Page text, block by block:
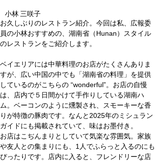
小林 三咲子
お久しぶりのレストラン紹介。今回は私、広報委
員の小林おすすめの、湖南省（Hunan）スタイル
のレストランをご紹介します。
ベイエリアには中華料理のお店がたくさんありま
すが、広い中国の中でも「湖南省の料理」を提供
しているのがこちらの “wonderful”。お店の自慢
は、店内で５日間かけて手作りしている湖南ハ
ム。ベーコンのように燻製され、スモーキーな香
りが特徴の豚肉です。なんと2025年のミシュラン
ガイドにも掲載されていて、味はお墨付き。
お店はこぢんまりとしていて気楽な雰囲気。家族
や友人との集まりにも、1人でふらっと入るのにも
ぴったりです。店内に入ると、フレンドリーな店